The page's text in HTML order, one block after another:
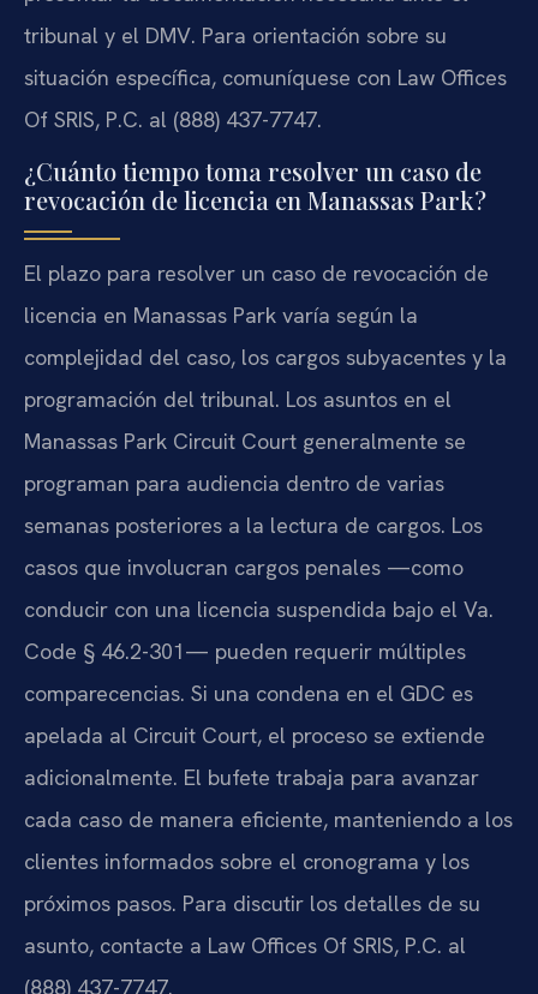
tribunal y el DMV. Para orientación sobre su
situación específica, comuníquese con Law Offices
Of SRIS, P.C. al (888) 437-7747.
¿Cuánto tiempo toma resolver un caso de
revocación de licencia en Manassas Park?
El plazo para resolver un caso de revocación de
licencia en Manassas Park varía según la
complejidad del caso, los cargos subyacentes y la
programación del tribunal. Los asuntos en el
Manassas Park Circuit Court generalmente se
programan para audiencia dentro de varias
semanas posteriores a la lectura de cargos. Los
casos que involucran cargos penales —como
conducir con una licencia suspendida bajo el Va.
Code § 46.2-301— pueden requerir múltiples
comparecencias. Si una condena en el GDC es
apelada al Circuit Court, el proceso se extiende
adicionalmente. El bufete trabaja para avanzar
cada caso de manera eficiente, manteniendo a los
clientes informados sobre el cronograma y los
próximos pasos. Para discutir los detalles de su
asunto, contacte a Law Offices Of SRIS, P.C. al
(888) 437-7747.